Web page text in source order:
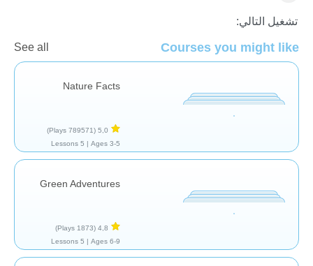
تشغيل التالي:
Courses you might like
See all
Nature Facts
5,0
(789571 Plays)
Ages 3-5 |
5 Lessons
Green Adventures
4,8
(1873 Plays)
Ages 6-9 |
5 Lessons